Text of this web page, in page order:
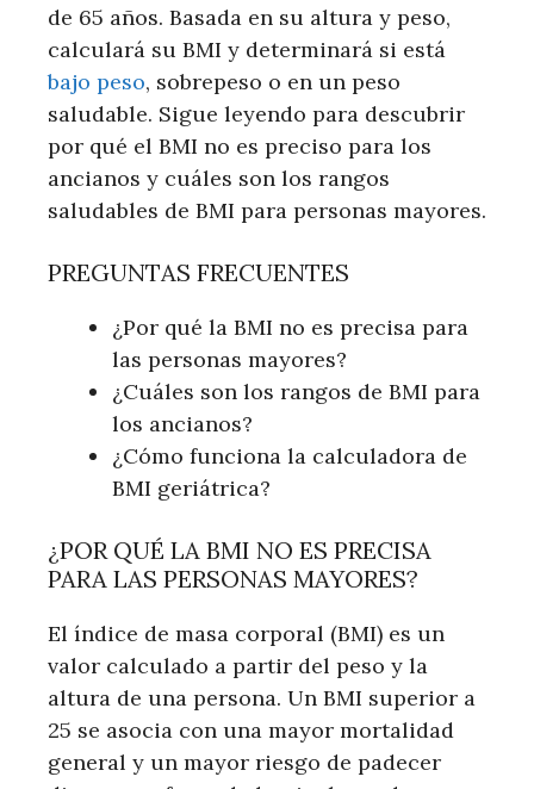
de 65 años. Basada en su altura y peso,
calculará su BMI y determinará si está
bajo peso, sobrepeso o en un peso
saludable. Sigue leyendo para descubrir
por qué el BMI no es preciso para los
ancianos y cuáles son los rangos
saludables de BMI para personas mayores.
PREGUNTAS FRECUENTES
¿Por qué la BMI no es precisa para
las personas mayores?
¿Cuáles son los rangos de BMI para
los ancianos?
¿Cómo funciona la calculadora de
BMI geriátrica?
¿POR QUÉ LA BMI NO ES PRECISA
PARA LAS PERSONAS MAYORES?
El índice de masa corporal (BMI) es un
valor calculado a partir del peso y la
altura de una persona. Un BMI superior a
25 se asocia con una mayor mortalidad
general y un mayor riesgo de padecer